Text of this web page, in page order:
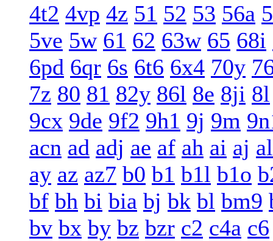
4t2 4vp 4z 51 52 53 56a
5ve 5w 61 62 63w 65 68i
6pd 6qr 6s 6t6 6x4 70y
7z 80 81 82y 86l 8e 8ji 8l
9cx 9de 9f2 9h1 9j 9m
acn ad adj ae af ah ai aj al
ay az az7 b0 b1 b1l b1o
bf bh bi bia bj bk bl bm9
bv bx by bz bzr c2 c4a c6